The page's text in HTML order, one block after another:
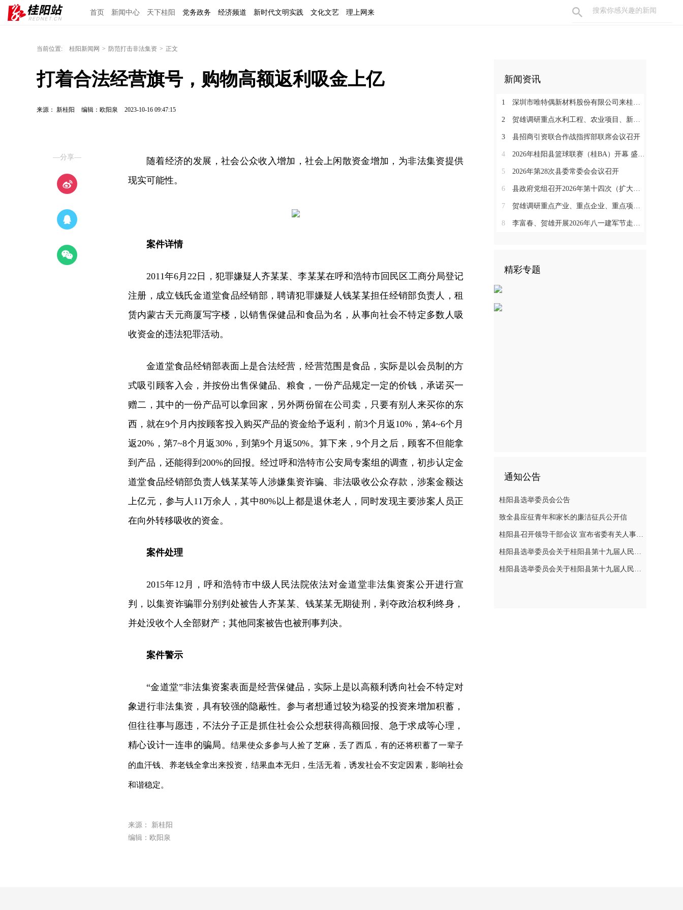
首页 新闻中心 天下桂阳 党务政务 经济频道 新时代文明实践 文化文艺 理上网来
当前位置: 桂阳新闻网 > 防范打击非法集资 > 正文
打着合法经营旗号，购物高额返利吸金上亿
来源： 新桂阳 编辑：欧阳泉 2023-10-16 09:47:15
—分享—
随着经济的发展，社会公众收入增加，社会上闲散资金增加，为非法集资提供
现实可能性。
案件详情
2011年6月22日，犯罪嫌疑人齐某某、李某某在呼和浩特市回民区工商分局登记
注册，成立钱氏金道堂食品经销部，聘请犯罪嫌疑人钱某某担任经销部负责人，租
赁内蒙古天元商厦写字楼，以销售保健品和食品为名，从事向社会不特定多数人吸
收资金的违法犯罪活动。
金道堂食品经销部表面上是合法经营，经营范围是食品，实际是以会员制的方
式吸引顾客入会，并按份出售保健品、粮食，一份产品规定一定的价钱，承诺买一
赠二，其中的一份产品可以拿回家，另外两份留在公司卖，只要有别人来买你的东
西，就在9个月内按顾客投入购买产品的资金给予返利，前3个月返10%，第4~6个月
返20%，第7~8个月返30%，到第9个月返50%。算下来，9个月之后，顾客不但能拿
到产品，还能得到200%的回报。经过呼和浩特市公安局专案组的调查，初步认定金
道堂食品经销部负责人钱某某等人涉嫌集资诈骗、非法吸收公众存款，涉案金额达
上亿元，参与人11万余人，其中80%以上都是退休老人，同时发现主要涉案人员正
在向外转移吸收的资金。
案件处理
2015年12月，呼和浩特市中级人民法院依法对金道堂非法集资案公开进行宣
判，以集资诈骗罪分别判处被告人齐某某、钱某某无期徒刑，剥夺政治权利终身，
并处没收个人全部财产；其他同案被告也被刑事判决。
案件警示
“金道堂”非法集资案表面是经营保健品，实际上是以高额利诱向社会不特定对
象进行非法集资，具有较强的隐蔽性。参与者想通过较为稳妥的投资来增加积蓄，
但往往事与愿违，不法分子正是抓住社会公众想获得高额回报、急于求成等心理，
精心设计一连串的骗局。结果使众多参与人捡了芝麻，丢了西瓜，有的还将积蓄了一辈子
的血汗钱、养老钱全拿出来投资，结果血本无归，生活无着，诱发社会不安定因素，影响社会
和谐稳定。
来源： 新桂阳
编辑：欧阳泉
新闻资讯
1 深圳市唯特偶新材料股份有限公司来桂考察洽谈
2 贺雄调研重点水利工程、农业项目、新能源项目和督导防溺水安全等工作
3 县招商引资联合作战指挥部联席会议召开
4 2026年桂阳县篮球联赛（桂BA）开幕 盛夏赛事燃动体育热情
5 2026年第28次县委常委会会议召开
6 县政府党组召开2026年第十四次（扩大）会议
7 贺雄调研重点产业、重点企业、重点项目暨督导消防安全隐患整改工作
8 李富春、贺雄开展2026年八一建军节走访慰问活动
精彩专题
通知公告
桂阳县选举委员会公告
致全县应征青年和家长的廉洁征兵公开信
桂阳县召开领导干部会议 宣布省委有关人事安排决定
桂阳县选举委员会关于桂阳县第十九届人民代表大会代表选举日的公告
桂阳县选举委员会关于桂阳县第十九届人民代表大会代表选举日的公告